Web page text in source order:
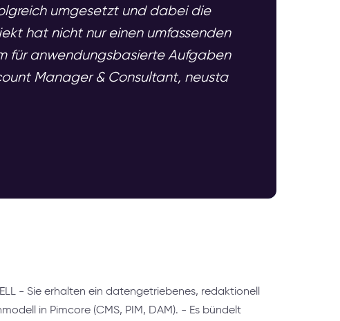
umgesetzt und dabei die
hat nicht nur einen umfassenden
für anwendungsbasierte Aufgaben
Manager & Consultant, neusta
- Sie erhalten ein datengetriebenes, redaktionell
in Pimcore (CMS, PIM, DAM). - Es bündelt